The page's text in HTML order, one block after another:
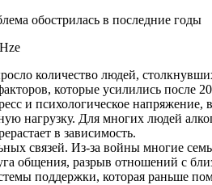
обострилась в последние годы
количество людей,
которые усилились после
и психологическое
нагрузку. Для многих людей
в зависимость.
связей. Из-за войны многие
общения, разрыв отношений с
поддержки, которая раньше